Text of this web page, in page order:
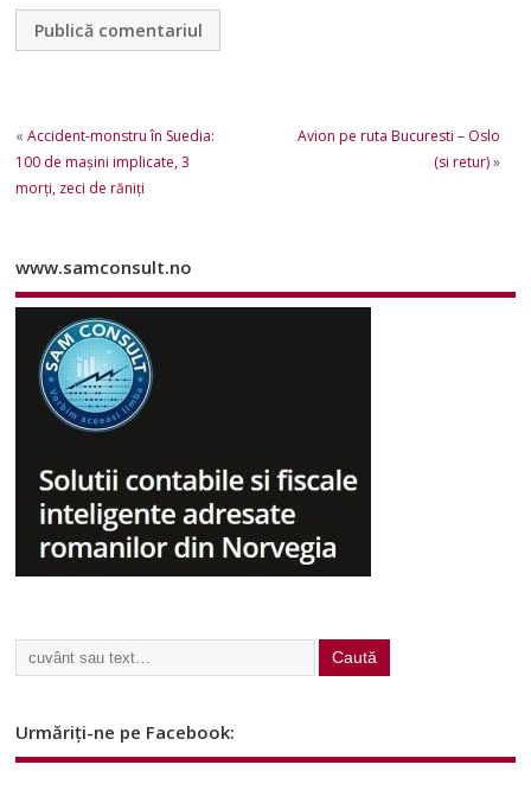
«Accident-monstru în Suedia:
100 de maşini implicate, 3
morţi, zeci de răniţi
Avion pe ruta Bucuresti – Oslo
(si retur)»
www.samconsult.no
Urmăriți-ne pe Facebook: